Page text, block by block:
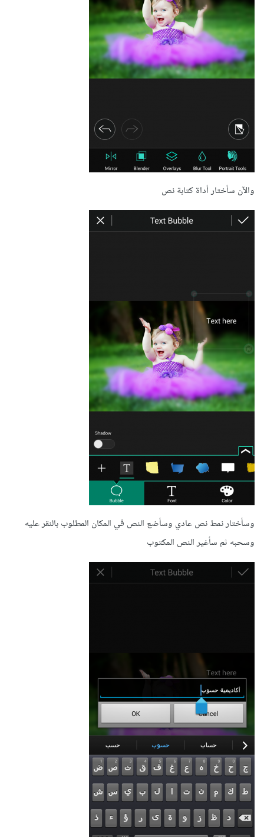
والآن سأختار أداة كتابة نص
وسأختار نمط نص عادي وسأضع النص في المكان المطلوب بالنقر عليه
وسحبه ثم سأغير النص المكتوب